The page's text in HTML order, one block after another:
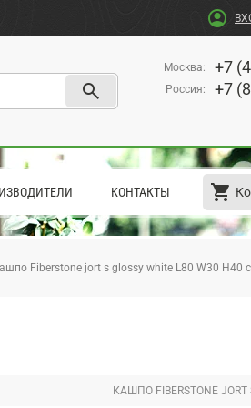
account_circle
search
Москва: +7
Россия: +7
КОНТАКТЫ shopping_cart
Fiberstone jort s glossy white L80 W30 H40
КАШПО FIBERSTONE JORT